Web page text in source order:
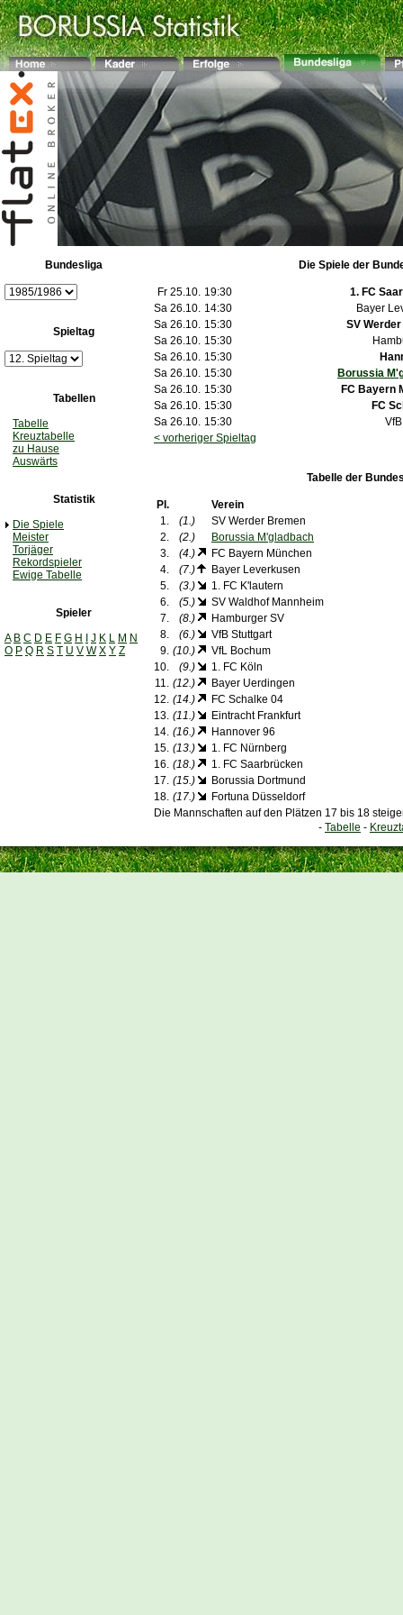
Bundesliga
Spieltag
Tabellen
Tabelle
Kreuztabelle
zu Hause
Auswärts
Statistik
Die Spiele
Meister
Torjäger
Rekordspieler
Ewige Tabelle
Spieler
A B C D E F G H J K L M N
O P Q R S T U V W X Y Z
Die Spiele der
Fr 25.10. 19:30
1. FC
Sa 26.10. 14:30
Bayer
Sa 26.10. 15:30
SV
Sa 26.10. 15:30
Sa 26.10. 15:30
Sa 26.10. 15:30
Borussia
Sa 26.10. 15:30
FC Bayern
Sa 26.10. 15:30
FC
Sa 26.10. 15:30
< vorheriger Spieltag
Tabelle der
Pl.
Verein
1.
(1.)
SV Werder Bremen
2.
(2.)
Borussia M'gladbach
3.
(4.)
FC Bayern München
4.
(7.)
Bayer Leverkusen
5.
(3.)
1. FC K'lautern
6.
(5.)
SV Waldhof Mannheim
7.
(8.)
Hamburger SV
8.
(6.)
VfB Stuttgart
9. (10.)
VfL Bochum
10.
(9.)
1. FC Köln
11. (12.)
Bayer Uerdingen
12. (14.)
FC Schalke 04
13. (11.)
Eintracht Frankfurt
14. (16.)
Hannover 96
15. (13.)
1. FC Nürnberg
16. (18.)
1. FC Saarbrücken
17. (15.)
Borussia Dortmund
18. (17.)
Fortuna Düsseldorf
Die Mannschaften auf den Plätzen 17 bis 18
- Tabelle -